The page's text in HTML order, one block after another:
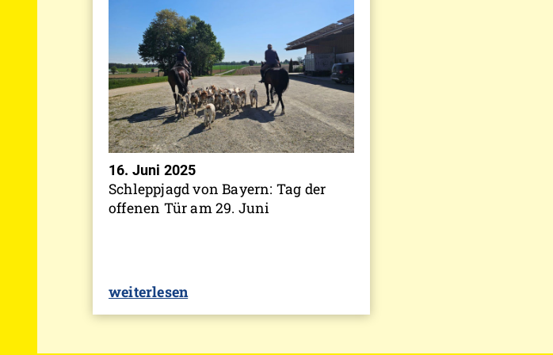
16. Juni 2025
Schleppjagd von Bayern: Tag der
offenen Tür am 29. Juni
weiterlesen